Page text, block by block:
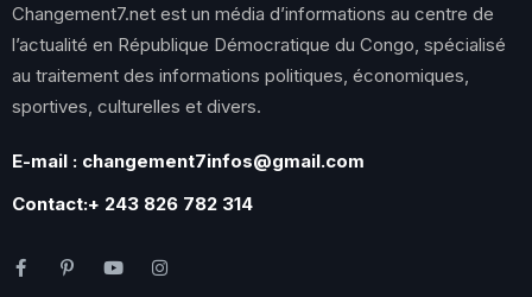
Changement7.net est un média d’informations au centre de
l’actualité en République Démocratique du Congo, spécialisé
au traitement des informations politiques, économiques,
sportives, culturelles et divers.
E-mail : changement7infos@gmail.com
Contact:+ 243 826 782 314